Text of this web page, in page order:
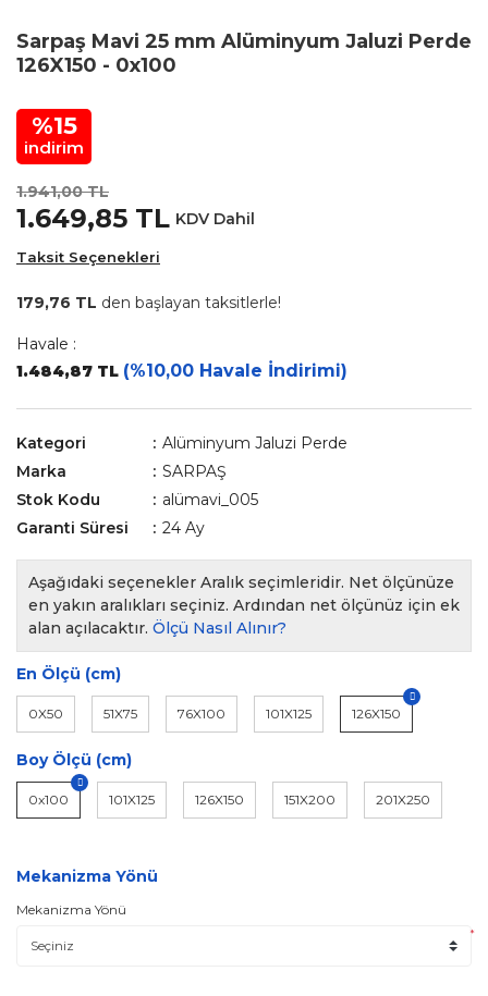
Sarpaş Mavi 25 mm Alüminyum Jaluzi Perde
126X150 - 0x100
%15
indirim
1.941,00 TL
1.649,85 TL KDV Dahil
Taksit Seçenekleri
179,76 TL den başlayan taksitlerle!
Havale :
1.484,87 TL (%10,00 Havale İndirimi)
Kategori
Alüminyum Jaluzi Perde
Marka
SARPAŞ
Stok Kodu
alümavi_005
Garanti Süresi
24 Ay
Aşağıdaki seçenekler Aralık seçimleridir. Net ölçünüze
en yakın aralıkları seçiniz. Ardından net ölçünüz için ek
alan açılacaktır. Ölçü Nasıl Alınır?
En Ölçü (cm)
0X50 51X75 76X100 101X125 126X150
Boy Ölçü (cm)
0x100 101X125 126X150 151X200 201X250
Mekanizma Yönü
Mekanizma Yönü
*